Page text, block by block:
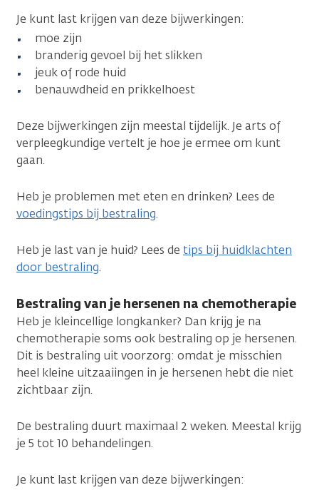
Je kunt last krijgen van deze bijwerkingen:
moe zijn
branderig gevoel bij het slikken
jeuk of rode huid
benauwdheid en prikkelhoest
Deze bijwerkingen zijn meestal tijdelijk. Je arts of
verpleegkundige vertelt je hoe je ermee om kunt
gaan.
Heb je problemen met eten en drinken? Lees de
voedingstips bij bestraling.
Heb je last van je huid? Lees de tips bij huidklachten
door bestraling.
Bestraling van je hersenen na chemotherapie
Heb je kleincellige longkanker? Dan krijg je na
chemotherapie soms ook bestraling op je hersenen.
Dit is bestraling uit voorzorg: omdat je misschien
heel kleine uitzaaiingen in je hersenen hebt die niet
zichtbaar zijn.
De bestraling duurt maximaal 2 weken. Meestal krijg
je 5 tot 10 behandelingen.
Je kunt last krijgen van deze bijwerkingen: